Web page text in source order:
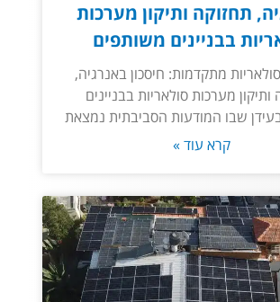
תחזוקה ותיקון מערכות
בבניינים משותפים
מתקדמות: חיסכון באנרגיה,
ותיקון מערכות סולאריות בבניינים
שבו המודעות הסביבתית נמצאת
קרא עוד »